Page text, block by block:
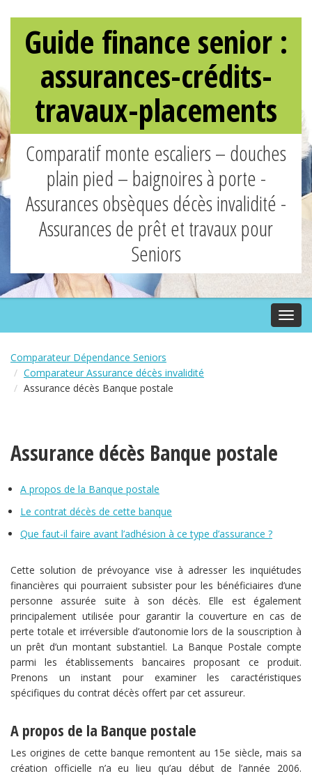
Guide finance senior :
assurances-crédits-
travaux-placements
Comparatif monte escaliers – douches
plain pied – baignoires à porte -
Assurances obsèques décès invalidité -
Assurances de prêt et travaux pour
Seniors
Comparateur Dépendance Seniors
Comparateur Assurance décès invalidité
Assurance décès Banque postale
Assurance décès Banque postale
A propos de la Banque postale
Le contrat décès de cette banque
Que faut-il faire avant l’adhésion à ce type d’assurance ?
Cette solution de prévoyance vise à adresser les inquiétudes
financières qui pourraient subsister pour les bénéficiaires d’une
personne assurée suite à son décès. Elle est également
principalement utilisée pour garantir la couverture en cas de
perte totale et irréversible d’autonomie lors de la souscription à
un prêt d’un montant substantiel. La Banque Postale compte
parmi les établissements bancaires proposant ce produit.
Prenons un instant pour examiner les caractéristiques
spécifiques du contrat décès offert par cet assureur.
A propos de la Banque postale
Les origines de cette banque remontent au 15e siècle, mais sa
création officielle n’a eu lieu qu’au début de l’année 2006.